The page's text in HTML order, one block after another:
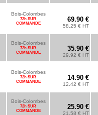
Bois-Colombes
72h SUR
COMMANDE
69.90 €
58.25 € HT
Bois-Colombes
72h SUR
COMMANDE
35.90 €
29.92 € HT
Bois-Colombes
72h SUR
COMMANDE
14.90 €
12.42 € HT
Bois-Colombes
72h SUR
COMMANDE
25.90 €
21.58 € HT